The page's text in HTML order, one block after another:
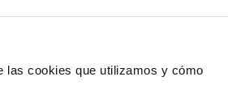
las cookies que utilizamos y cómo